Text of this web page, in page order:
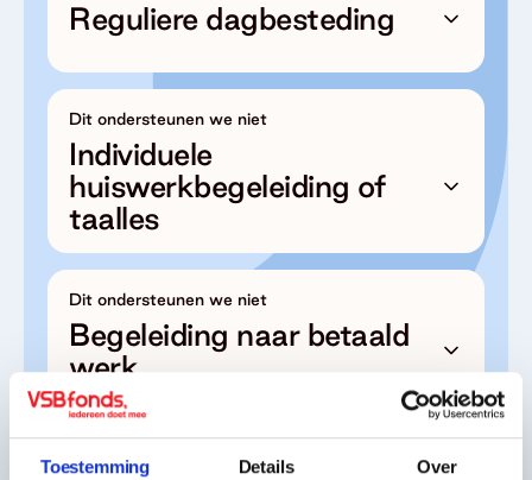
Toestemming Details Over
Reguliere dagbesteding
Dit ondersteunen we niet
Individuele
huiswerkbegeleiding of
taalles
Dit ondersteunen we niet
Begeleiding naar betaald
werk